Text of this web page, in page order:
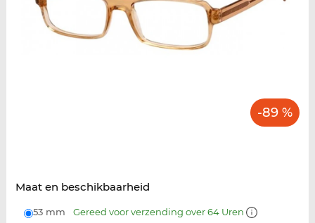
-89 %
Maat en beschikbaarheid
53 mm Gereed voor verzending over 64 Uren